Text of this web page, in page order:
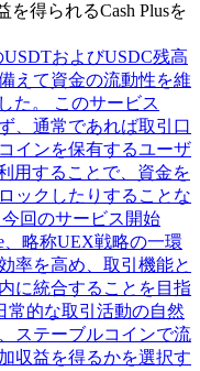
得られるCash Plusを
およびUSDC残高
えて資金の流動性を維
た。 このサービス
、通常であれば取引口
インを保有するユーザ
用することで、資金を
ックしたりすることな
回のサービス開始
、略称UEX戦略の一環
率を高め、取引機能と
に統合することを目指
常的な取引活動の自然
ステーブルコインで流
収益を得るかを選択す